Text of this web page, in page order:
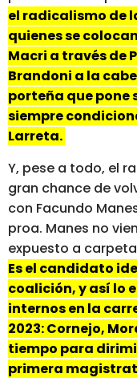
el radicalismo de
quienes se
Macri a través de
Brandoni a la
porteña que pone
siempre
Larreta.
Y, pese a todo, el
gran chance de
con Facundo
proa. Manes no
expuesto a
Es el candidato
coalición, y así lo
internos en la
2023: Cornejo,
tiempo para
primera